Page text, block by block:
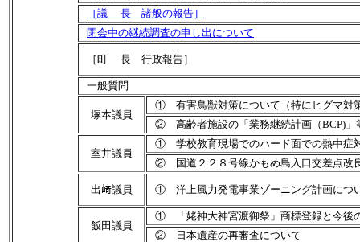
［議 長 諸般の報告］
閉会中の継続調査の申し出について
［町 長 行政報告］
一般質問
塚本議員
① 有害鳥獣対策について（特にヒグマ対
② 高齢者施設の「業務継続計画（BCP)」
室井議員
① 学校教育現場でのハード面での熱中症
② 国道２２８号線かもめ島入口交差点改
出﨑議員 ① 洋上風力発電事業ゾーニング計画につ
飯田議員
① 「姥神大神宮渡御祭」商標登録と今後
② 日本遺産の再審査について